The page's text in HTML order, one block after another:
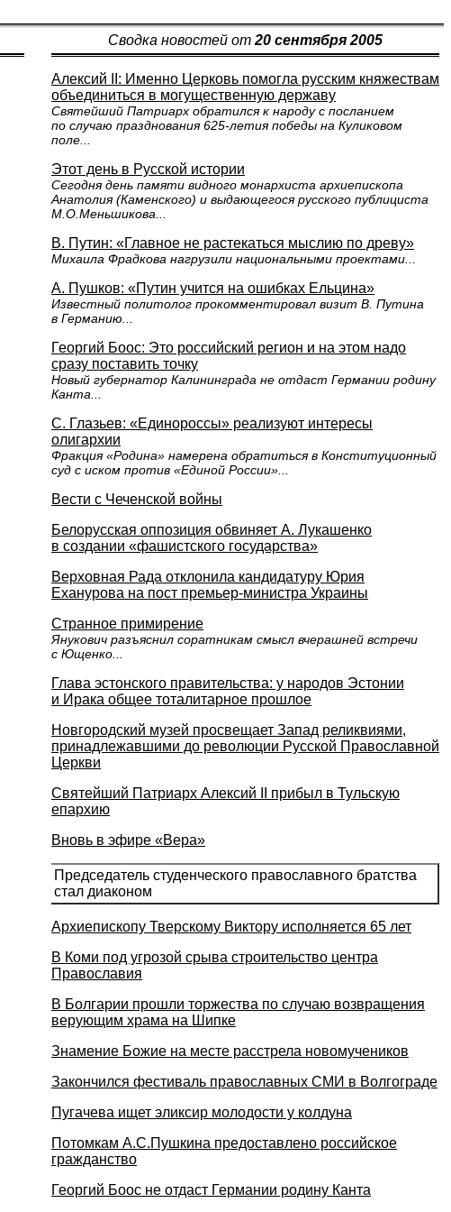
Сводка новостей от 20 сентября 2005
Алексий II: Именно Церковь помогла русским княжествам
объединиться в могущественную державу
Святейший Патриарх обратился к народу с посланием
по случаю празднования 625-летия победы на Куликовом
поле...
Этот день в Русской истории
Сегодня день памяти видного монархиста архиепископа
Анатолия (Каменского) и выдающегося русского публициста
М.О.Меньшикова...
В. Путин: «Главное не растекаться мыслию по древу»
Михаила Фрадкова нагрузили национальными проектами...
А. Пушков: «Путин учится на ошибках Ельцина»
Известный политолог прокомментировал визит В. Путина
в Германию...
Георгий Боос: Это российский регион и на этом надо
сразу поставить точку
Новый губернатор Калининграда не отдаст Германии родину
Канта...
С. Глазьев: «Единороссы» реализуют интересы
олигархии
Фракция «Родина» намерена обратиться в Конституционный
суд с иском против «Единой России»...
Вести с Чеченской войны
Белорусская оппозиция обвиняет А. Лукашенко
в создании «фашистского государства»
Верховная Рада отклонила кандидатуру Юрия
Еханурова на пост премьер-министра Украины
Странное примирение
Янукович разъяснил соратникам смысл вчерашней встречи
с Ющенко...
Глава эстонского правительства: у народов Эстонии
и Ирака общее тоталитарное прошлое
Новгородский музей просвещает Запад реликвиями,
принадлежавшими до революции Русской Православной
Церкви
Святейший Патриарх Алексий II прибыл в Тульскую
епархию
Вновь в эфире «Вера»
Председатель студенческого православного братства
стал диаконом
Архиепископу Тверскому Виктору исполняется 65 лет
В Коми под угрозой срыва строительство центра
Православия
В Болгарии прошли торжества по случаю возвращения
верующим храма на Шипке
Знамение Божие на месте расстрела новомучеников
Закончился фестиваль православных СМИ в Волгограде
Пугачева ищет эликсир молодости у колдуна
Потомкам А.С.Пушкина предоставлено российское
гражданство
Георгий Боос не отдаст Германии родину Канта